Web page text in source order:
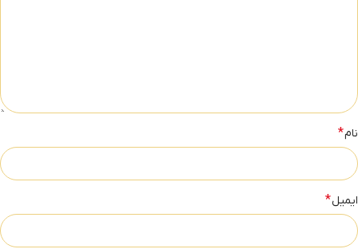
نام*
ایمیل*